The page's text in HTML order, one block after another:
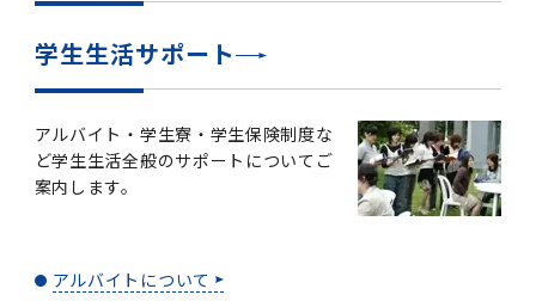
学生生活サポート
アルバイト・学生寮・学生保険制度な
ど学生生活全般のサポートについてご
案内します。
アルバイトについて